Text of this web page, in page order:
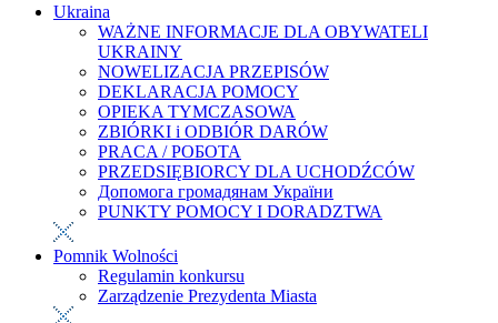
Ukraina
WAŻNE INFORMACJE DLA OBYWATELI
UKRAINY
NOWELIZACJA PRZEPISÓW
DEKLARACJA POMOCY
OPIEKA TYMCZASOWA
ZBIÓRKI i ODBIÓR DARÓW
PRACA / РОБОТА
PRZEDSIĘBIORCY DLA UCHODŹCÓW
Допомога громадянам України
PUNKTY POMOCY I DORADZTWA
Pomnik Wolności
Regulamin konkursu
Zarządzenie Prezydenta Miasta